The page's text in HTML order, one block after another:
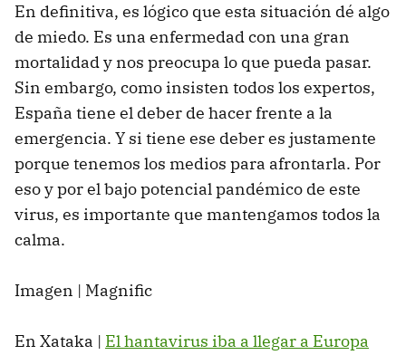
En definitiva, es lógico que esta situación dé algo
de miedo. Es una enfermedad con una gran
mortalidad y nos preocupa lo que pueda pasar.
Sin embargo, como insisten todos los expertos,
España tiene el deber de hacer frente a la
emergencia. Y si tiene ese deber es justamente
porque tenemos los medios para afrontarla. Por
eso y por el bajo potencial pandémico de este
virus, es importante que mantengamos todos la
calma.
Imagen | Magnific
En Xataka | El hantavirus iba a llegar a Europa